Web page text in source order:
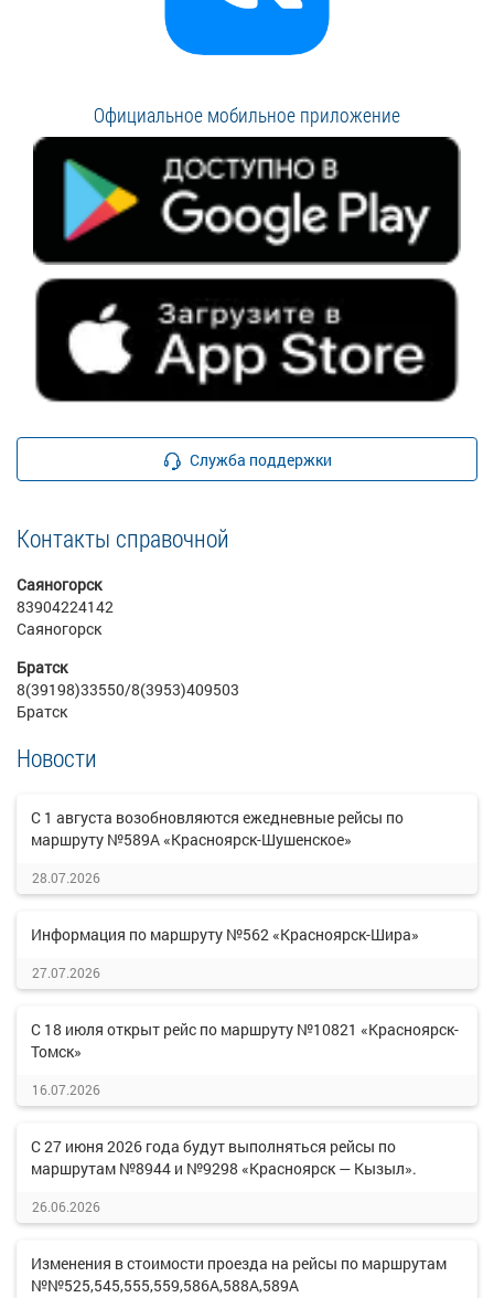
Официальное мобильное приложение
Служба поддержки
Контакты справочной
Саяногорск
83904224142
Саяногорск
Братск
8(39198)33550/8(3953)409503
Братск
Новости
С 1 августа возобновляются ежедневные рейсы по
маршруту №589А «Красноярск-Шушенское»
28.07.2026
Информация по маршруту №562 «Красноярск-Шира»
27.07.2026
С 18 июля открыт рейс по маршруту №10821 «Красноярск-
Томск»
16.07.2026
С 27 июня 2026 года будут выполняться рейсы по
маршрутам №8944 и №9298 «Красноярск — Кызыл».
26.06.2026
Изменения в стоимости проезда на рейсы по маршрутам
№№525,545,555,559,586А,588А,589А